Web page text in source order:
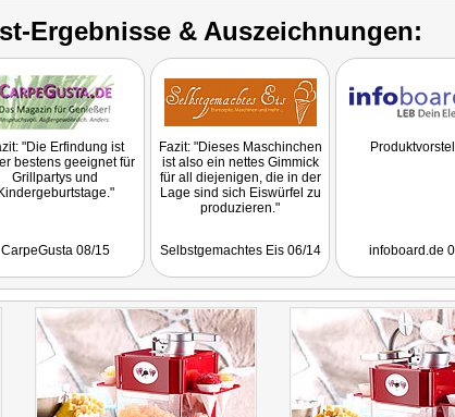
Ergebnisse & Auszeichnungen:
"Die Erfindung ist
bestens geeignet für
Grillpartys und
Kindergeburtstage."
CarpeGusta 08/15
Fazit: "Dieses Maschinchen
ist also ein nettes Gimmick
für all diejenigen, die in der
Lage sind sich Eiswürfel zu
produzieren."
Selbstgemachtes Eis 06/14 infoboard.de